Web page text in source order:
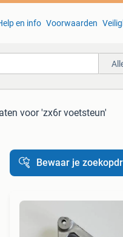
en info Voorwaarden
voor 'zx6r voetsteun'
Bewaar je